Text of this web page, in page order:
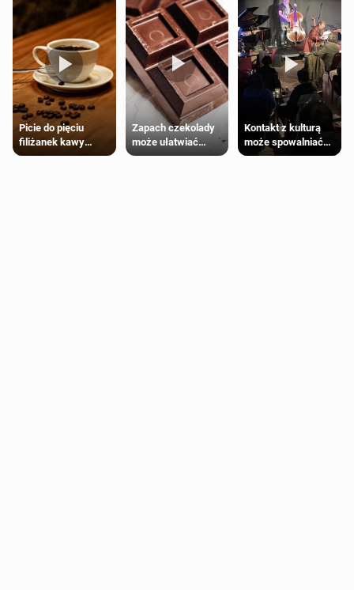
Picie do pięciu
filiżanek kawy
dziennie jest
Zapach czekolady
może ułatwiać
trening siłowy
Kontakt z kulturą
może spowalniać
starzenie